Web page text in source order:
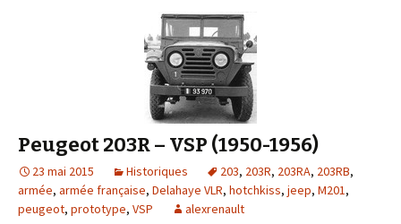
Peugeot 203R – VSP (1950-1956)
23 mai 2015 Historiques 203, 203R, 203RA, 203RB,
armée, armée française, Delahaye VLR, hotchkiss, jeep, M201,
peugeot, prototype, VSP alexrenault